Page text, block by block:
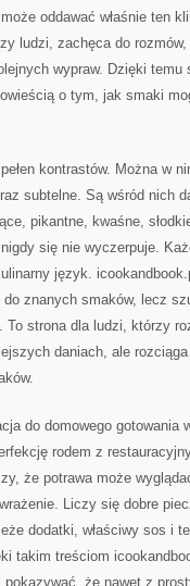
oddawać właśnie ten
ludzi, zachęca do rozmów,
wypraw. Dzięki temu
o tym, jak smaki
kontrastów. Można w
subtelne. Są wśród nich
pikantne, kwaśne,
się nie wyczerpuje.
język.
znanych smaków, lecz
To strona dla ludzi, którzy
daniach, ale
do domowego gotowania
rodem z
że potrawa może
Liczy się dobre
dodatki, właściwy sos i
takim treściom
że nawet z